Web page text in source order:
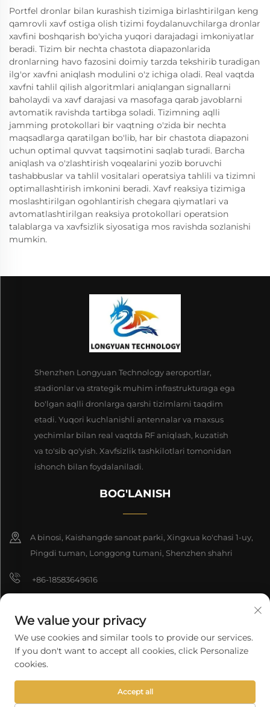
Portfel dronlar bilan kurashish tizimiga birlashtirilgan keng
qamrovli xavf ostiga olish tizimi foydalanuvchilarga dronlar
xavfini boshqarish bo'yicha yuqori darajadagi imkoniyatlar
beradi. Tizim bir nechta chastota diapazonlarida
dronlarning havo fazosini doimiy tarzda tekshirib turadigan
ilg'or xavfni aniqlash modulini o'z ichiga oladi. Real vaqtda
xavfni tahlil qilish algoritmlari aniqlangan signallarni
baholaydi va xavf darajasi va masofaga qarab javoblarni
avtomatik ravishda tartibga soladi. Tizimning aqlli
jamming protokollari bir vaqtning o'zida bir nechta
maqsadlarga qaratilgan bo'lib, har bir chastota diapazoni
uchun optimal quvvat taqsimotini saqlab turadi. Barcha
aniqlash va o'zlashtirish voqealarini yozib boruvchi
tashabbuslar va tahlil vositalari operatsiya tahlili va tizimni
optimallashtirish imkonini beradi. Xavf reaksiya tizimiga
moslashtirilgan ogohlantirish chegara qiymatlari va
avtomatlashtirilgan reaksiya protokollari operatsion
talablarga va xavfsizlik siyosatiga mos ravishda sozlanishi
mumkin.
Shenzhen Longyuan Technology aeroportlar,
stadionlar va strategik muhim infrastrukturaga ega
bo'lgan aqlli dronlarga qarshi tizimlarni taqdim
etadi. Yuqori kuchlanishli antennalar va maxsus
yechimlar bilan real vaqtda RF aniqlash, kuzatish
va to'sib qo'yish. Xavfsizlik tashkilotlari tomonidan
ishonch bilan foydalaniladi.
BOG'LANISH
A binosi, Kaishangde sanoat parki, Xingxua ko'chasi 1-uy,
Pingdi tuman, Longgong tumani, Shenzhen shahri
+86-18583649616
8618165761396
Nashr huquqi 2025 Shenzhen Longyuan Texnologiya Kompaniyasi
cheklangan. Barcha huquqlar himoyalangan.
We value your privacy
We use cookies and similar tools to provide our services.
If you don't want to accept all cookies, click Personalize
cookies.
Accept all